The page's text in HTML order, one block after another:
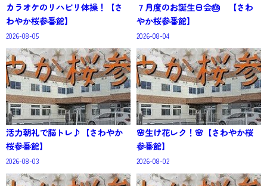
カラオケのリハビリ体操！【さ
わやか桜参番館】
2026-08-05
７月度のお誕生日会🎂 【さわ
やか桜参番館】
2026-08-04
活力朝礼で脳トレ♪【さわやか
桜参番館】
2026-08-03
🌸生け花レク！🌸【さわやか桜
参番館】
2026-08-02